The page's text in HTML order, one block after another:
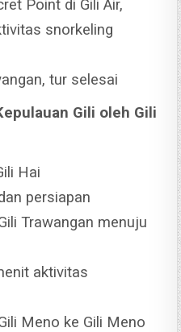
Point di Gili Air,
snorkeling
tur selesai
Gili oleh Gili
Hai
persiapan
Trawangan menuju
aktivitas
Meno ke Gili Meno